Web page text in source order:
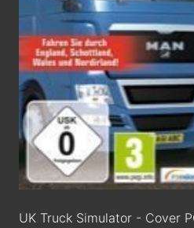
UK Truck Simulator - Cover